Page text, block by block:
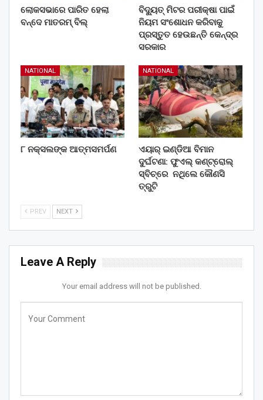
ଲୋକସଭାରେ ପାରିତ ହେଲା
ବନ୍ଦେ ମାତରମ୍‌ ବିଲ୍‌
ବିଦ୍ୟୁତ୍ ମିଟର ପରୀକ୍ଷା ପାଇଁ
ନିୟମ ସଂଶୋଧନ କରିବାକୁ
ପ୍ରସ୍ତୁତ ହେଉଛନ୍ତି କେନ୍ଦ୍ର
ସରକାର
NATIONAL
୮ ନକ୍ସଲଙ୍କ ଆତ୍ମସମର୍ପଣ
NATIONAL
ଏୟାର୍ ଇଣ୍ଡିଆ ବିମାନ
ଦୁର୍ଘଟଣା: ଫୁଏଲ୍‌ କଣ୍ଟ୍ରୋଲ୍‌
ସ୍ବିଚ୍‌ରେ ନଥିଲେ କୌଣସି
ତ୍ରୁଟି
PREV NEXT
Leave A Reply
Your email address will not be published.